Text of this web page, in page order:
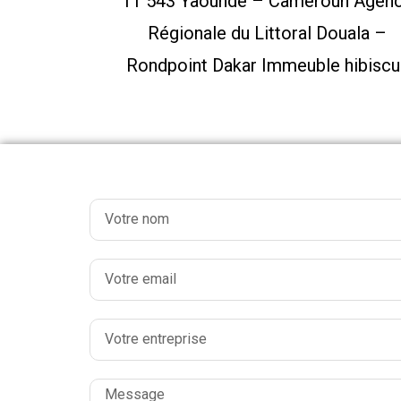
Régionale du Littoral Douala –
Rondpoint Dakar Immeuble